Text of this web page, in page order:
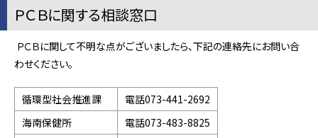
ＰＣＢに関する相談窓口
ＰＣＢに関して不明な点がございましたら、下記の連絡先にお問い合
わせください。
循環型社会推進課
電話073-441-2692
海南保健所
電話073-483-8825